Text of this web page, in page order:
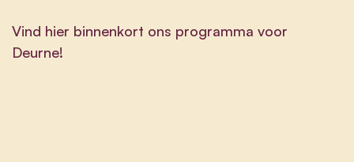
Vind hier binnenkort ons programma voor
Deurne!